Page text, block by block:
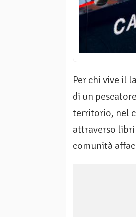
Per chi vive il
di un
territorio, nel
attraverso
comunità